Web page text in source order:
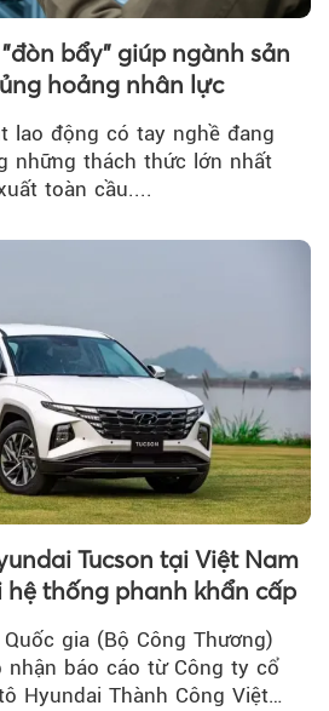
bẩy" giúp ngành sản
hoảng nhân lực
lao động có tay nghề đang
những thách thức lớn nhất
toàn cầu....
Tucson tại Việt Nam
hệ thống phanh khẩn cấp
gia (Bộ Công Thương)
báo cáo từ Công ty cổ
Hyundai Thành Công Việt